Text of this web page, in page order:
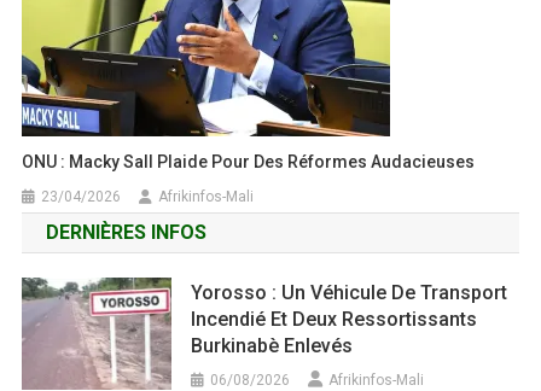
ONU : Macky Sall Plaide Pour Des Réformes Audacieuses
23/04/2026 Afrikinfos-Mali
DERNIÈRES INFOS
Yorosso : Un Véhicule De Transport
Incendié Et Deux Ressortissants
Burkinabè Enlevés
06/08/2026 Afrikinfos-Mali